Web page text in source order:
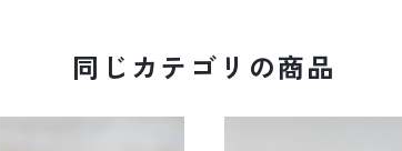
同じカテゴリの商品